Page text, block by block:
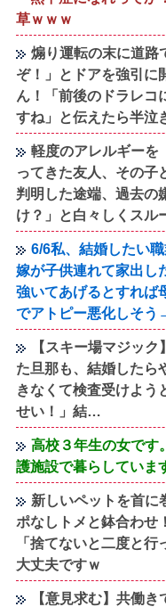
草ｗｗｗ
煽り運転の末に道路
ぞ！」とドアを強引に
ん！「前後のドラレコ
すね」と伝えたら半泣
軽度のアレルギーを
ってきた友人、その子
判明した途端、過去の
け？」と白々しくスル
6/6私、結婚したい
嫁が子供連れて家出し
強いてあげるとすれば
でアトピー悪化しそう
【スキー場マジッ
た旦那も、結婚したら
きなくて検査受けよう
せい！」結…
高校３年生の女です
護施設で暮らしていま
新しいペットを首
ポなしトメと鉢合わせ
「捨てないと二度と
大丈夫ですｗ
【意見求む】共働